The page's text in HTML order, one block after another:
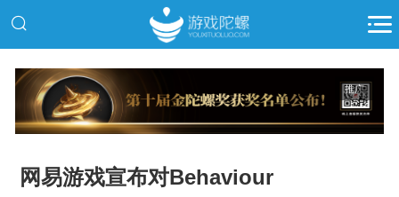
推广
网易游戏宣布对Behaviour